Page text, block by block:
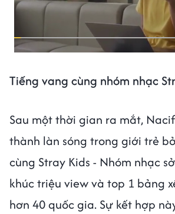
Tiếng vang cùng nhóm nhạc
Sau một thời gian ra mắt,
thành làn sóng trong giới trẻ
cùng Stray Kids - Nhóm nhạc
khúc triệu view và top 1 bảng
hơn 40 quốc gia. Sự kết hợp